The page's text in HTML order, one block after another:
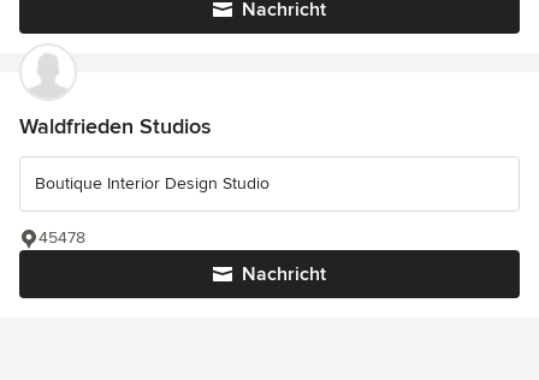
Nachricht
Waldfrieden Studios
Boutique Interior Design Studio
Nachricht
45478